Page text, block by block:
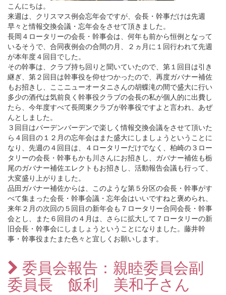
こんにちは。
来週は、クリスマス例会忘年会ですが、会長・幹事だけは先週
早々と情報交換会議・忘年会をさせて頂きました。
長岡４ロータリーの会長・幹事会は、何年も前から恒例となって
いるそうで、合同夜例会の合間の月、２ヵ月に１回行われて先週
が本年度４回目でした。
その幹事は、クラブ持ち回りと聞いていたので、第１回目は引き
継ぎ、第２回目は幹事役を仰せつかったので、再度ガバナー補佐
もお招きし、ここニューオータニさんの胡蝶滝の間で盛大に行い
多少の酒代は気前良く幹事役クラブの会長の私が個人的に出費し
たら、今年度すべて長岡東クラブが幹事役ですよと言われ、あぜ
んとしました。
３回目はバーデンバーデンで楽しく情報交換会議をさせて頂いた
ら４回目の１２月の忘年会はまた盛大にしましょうということに
なり、先週の４回目は、４ロータリーだけでなく、柏崎の３ロー
タリーの会長・幹事もかも川さんにお招きし、ガバナー補佐も栃
尾のガバナー補佐エレクトもお招きし、活動報告会議も行って、
大変盛り上がりました。
品田ガバナー補佐からは、このような第５分区の会長・幹事がす
べて集まった会長・幹事会議・忘年会はいいですねと褒められ、
来年２月の次回の５回目の新年会も７ロータリー合同会長・幹事
会とし、また６回目の４月は、さらに拡大して７ロータリーの新
旧会長・幹事会にしましょうということになりました。藤井幹
事・幹事役またまた色々と宜しくお願いします。
委員会報告：親睦委員会副
委員長 飯利 美和子さん